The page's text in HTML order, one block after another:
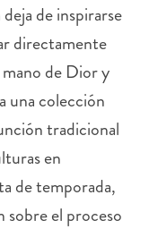
de inspirarse
directamente
mano de Dior y
una colección
tradicional
en
de temporada,
sobre el proceso